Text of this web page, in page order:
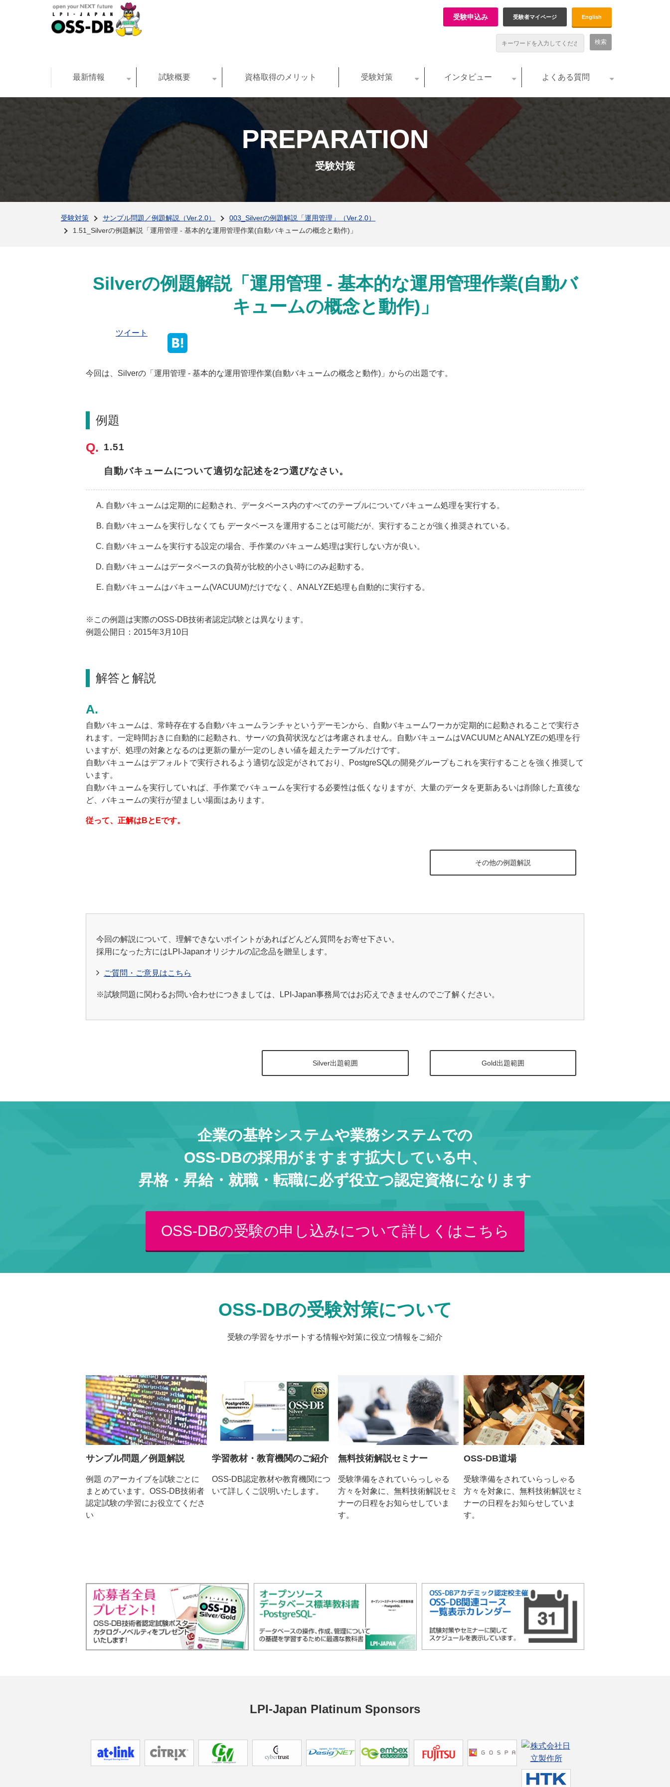
受験申込み 受験者マイページ English
最新情報 試験概要 資格取得のメリット 受験対策 インタビュー よくある質問
PREPARATION
受験対策
受験対策 サンプル問題／例題解説（Ver.2.0）
003_Silverの例題解説「運用管理」（Ver.2.0）
1.51_Silverの例題解説「運用管理 - 基本的な運用管理作業(自動バキュームの概念と動作)」
Silverの例題解説「運用管理 - 基本的な運用管理作業(自動バ
キュームの概念と動作)」
ツイート
今回は、Silverの「運用管理 - 基本的な運用管理作業(自動バキュームの概念と動作)」からの出題です。
例題
1.51
自動バキュームについて適切な記述を2つ選びなさい。
自動バキュームは定期的に起動され、データベース内のすべてのテーブルについてバキューム処理を実行する。
自動バキュームを実行しなくても データベースを運用することは可能だが、実行することが強く推奨されている。
自動バキュームを実行する設定の場合、手作業のバキューム処理は実行しない方が良い。
自動バキュームはデータベースの負荷が比較的小さい時にのみ起動する。
自動バキュームはバキューム(VACUUM)だけでなく、ANALYZE処理も自動的に実行する。
※この例題は実際のOSS-DB技術者認定試験とは異なります。
例題公開日：2015年3月10日
解答と解説
自動バキュームは、常時存在する自動バキュームランチャというデーモンから、自動バキュームワーカが定期的に起動されることで実行さ
れます。一定時間おきに自動的に起動され、サーバの負荷状況などは考慮されません。自動バキュームはVACUUMとANALYZEの処理を行
いますが、処理の対象となるのは更新の量が一定のしきい値を超えたテーブルだけです。
自動バキュームはデフォルトで実行されるよう適切な設定がされており、PostgreSQLの開発グループもこれを実行することを強く推奨して
います。
自動バキュームを実行していれば、手作業でバキュームを実行する必要性は低くなりますが、大量のデータを更新あるいは削除した直後な
ど、バキュームの実行が望ましい場面はあります。
従って、正解はBとEです。
その他の例題解説
今回の解説について、理解できないポイントがあればどんどん質問をお寄せ下さい。
採用になった方にはLPI-Japanオリジナルの記念品を贈呈します。
ご質問・ご意見はこちら
※試験問題に関わるお問い合わせにつきましては、LPI-Japan事務局ではお応えできませんのでご了解ください。
Silver出題範囲 Gold出題範囲
企業の基幹システムや業務システムでの
OSS-DBの採用がますます拡大している中、
昇格・昇給・就職・転職に必ず役立つ認定資格になります
OSS-DBの受験の申し込みについて詳しくはこちら
OSS-DBの受験対策について
受験の学習をサポートする情報や対策に役立つ情報をご紹介
サンプル問題／例題解説
例題 のアーカイブを試験ごとに
まとめています。OSS-DB技術者
認定試験の学習にお役立てくださ
い
学習教材・教育機関のご紹介
OSS-DB認定教材や教育機関につ
いて詳しくご説明いたします。
無料技術解説セミナー
受験準備をされていらっしゃる
方々を対象に、無料技術解説セミ
ナーの日程をお知らせしていま
す。
OSS-DB道場
受験準備をされていらっしゃる
方々を対象に、無料技術解説セミ
ナーの日程をお知らせしていま
す。
LPI-Japan Platinum Sponsors